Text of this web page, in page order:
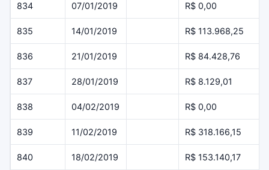
834 07/01/2019 R$ 0,00
835 14/01/2019 R$ 113.968,25
836 21/01/2019 R$ 84.428,76
837 28/01/2019 R$ 8.129,01
838 04/02/2019 R$ 0,00
839 11/02/2019 R$ 318.166,15
840 18/02/2019 R$ 153.140,17